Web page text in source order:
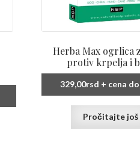
Herba Max ogrlica
protiv krpelja i
329,00rsd + cena
Pročitajte još